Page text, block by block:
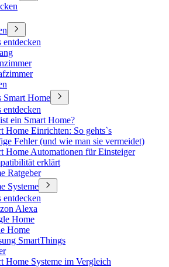
entdecken
Smart Home
entdecken
ein Smart Home?
Home Einrichten: So gehts`s
Fehler (und wie man sie vermeidet)
Home Automationen für Einsteiger
erklärt
Ratgeber
Systeme
entdecken
Alexa
Home
Home
SmartThings
Home Systeme im Vergleich